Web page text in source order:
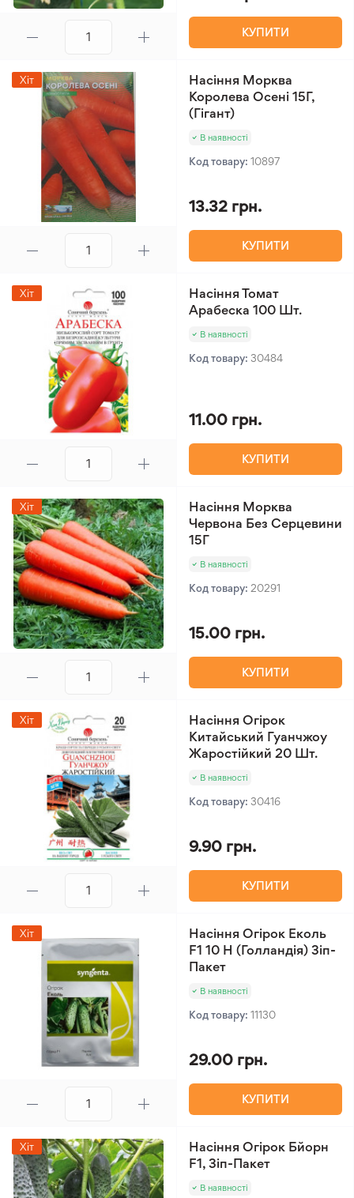
КУПИТИ
Хіт
Насіння Морква
Королева Осені 15Г,
(Гігант)
В наявності
Код товару: 10897
13.32 грн.
КУПИТИ
Хіт
Насіння Томат
Арабеска 100 Шт.
В наявності
Код товару: 30484
11.00 грн.
КУПИТИ
Хіт
Насіння Морква
Червона Без Серцевини
15Г
В наявності
Код товару: 20291
15.00 грн.
КУПИТИ
Хіт
Насіння Огірок
Китайський Гуанчжоу
Жаростійкий 20 Шт.
В наявності
Код товару: 30416
9.90 грн.
КУПИТИ
Хіт
Насіння Огірок Еколь
F1 10 Н (Голландія) Зіп-
Пакет
В наявності
Код товару: 11130
29.00 грн.
КУПИТИ
Хіт
Насіння Огірок Бйорн
F1, Зіп-Пакет
В наявності